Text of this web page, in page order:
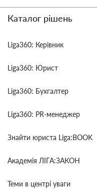
Каталог рішень
Liga360: Керівник
Liga360: Юрист
Liga360: Бухгалтер
Liga360: PR-менеджер
Знайти юриста Liga:BOOK
Академія ЛІГА:ЗАКОН
Теми в центрі уваги